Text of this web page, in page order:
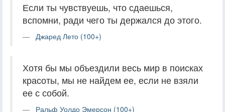
Если ты чувствуешь, что сдаешься,
вспомни, ради чего ты держался до этого.
Джаред Лето (100+)
Хотя бы мы объездили весь мир в поисках
красоты, мы не найдем ее, если не взяли
ее с собой.
Ральф Уолдо Эмерсон (100+)